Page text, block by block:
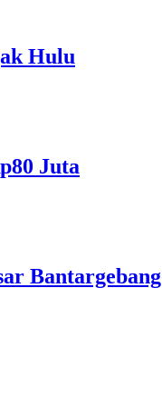
Hulu
Juta
Bantargebang